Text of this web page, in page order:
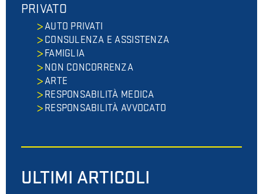
PRIVATO
AUTO PRIVATI
CONSULENZA E ASSISTENZA
FAMIGLIA
NON CONCORRENZA
ARTE
RESPONSABILITÀ MEDICA
RESPONSABILITÀ AVVOCATO
ULTIMI ARTICOLI